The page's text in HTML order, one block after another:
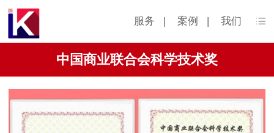
服务 | 案例 | 我们
中国商业联合会科学技术奖